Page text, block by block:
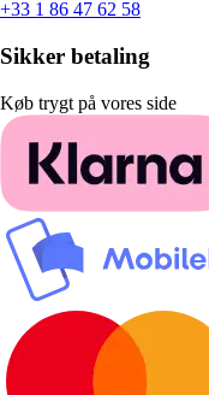
+33 1 86 47 62 58
Sikker betaling
Køb trygt på vores side